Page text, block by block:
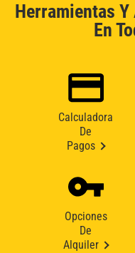
Herramientas Y
En
Calculadora
De
Pagos
Opciones
De
Alquiler